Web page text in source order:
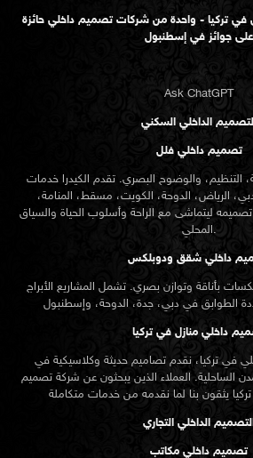
تركيا - واحدة من شركات تصميم داخلي حائزة
على جوائز في إسطنبول
Ask ChatGPT
الداخلي السكني
تصميم داخلي فلل
التنظيم، والوضوح البصري. تقدم الكيدرا خدمات
الرياض، الدوحة، الكويت، مسقط، المنامة،
ليتماشى مع الراحة وأسلوب الحياة والسياق
المحلي.
داخلي شقق ودوبلكس
بأناقة وتوازن بصري. تشمل المشاريع الأبراج
داخلي منازل في تركيا
في تركيا، نقدم تصاميم حديثة وكلاسيكية في
الساحلية. العملاء الذين يبحثون عن شركة تصميم
الداخلي التجاري
تصميم داخلي مكاتب